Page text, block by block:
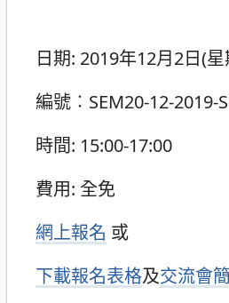
日期: 2019年12月2日(
編號︰SEM20-12-2019-
時間: 15:00-17:00
費用: 全免
網上報名 或
下載報名表格及交流會